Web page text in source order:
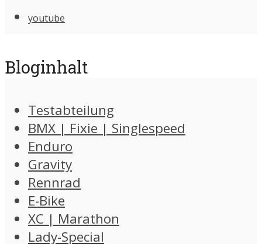
youtube
Bloginhalt
Testabteilung
BMX | Fixie | Singlespeed
Enduro
Gravity
Rennrad
E-Bike
XC | Marathon
Lady-Special